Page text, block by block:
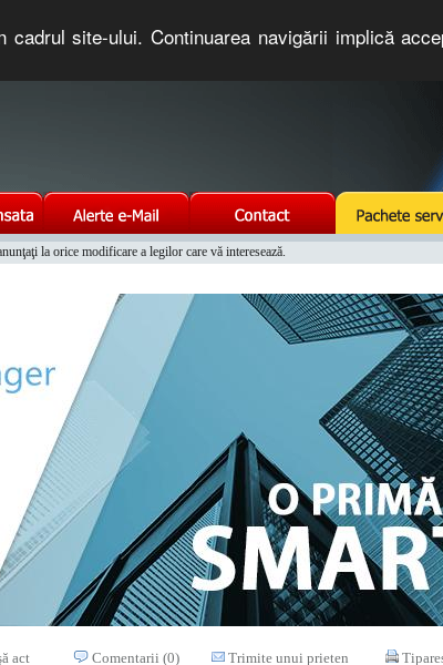
site-ului. Continuarea navigării implică
la orice modificare a legilor care vă interesează.
act Comentarii (0) Trimite unui prieten